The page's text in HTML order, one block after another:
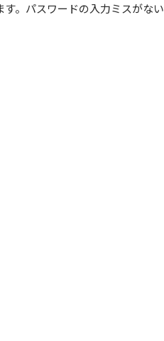
。パスワードの入力ミスがない